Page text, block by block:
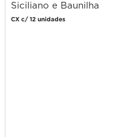
Siciliano e Baunilha
Embalagem Econômica
CX c/ 12 unidades